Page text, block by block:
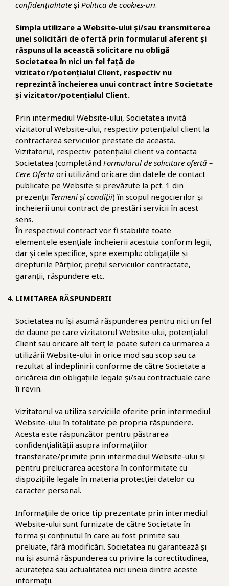
confidențialitate și Politica de cookies-uri.
Simpla utilizare a Website-ului și/sau transmiterea
unei solicitări de ofertă prin formularul aferent și
răspunsul la această solicitare nu obligă
Societatea în nici un fel față de
vizitator/potențialul Client, respectiv nu
reprezintă încheierea unui contract între Societate
și vizitator/potențialul Client.
Prin intermediul Website-ului, Societatea invită
vizitatorul Website-ului, respectiv potențialul client la
contractarea serviciilor prestate de aceasta.
Vizitatorul, respectiv potențialul client va contacta
Societatea (completând Formularul de solicitare ofertă –
Cere Oferta ori utilizând oricare din datele de contact
publicate pe Website și prevăzute la pct. 1 din
prezenții Termeni și condiții) în scopul negocierilor și
încheierii unui contract de prestări servicii în acest
sens.
În respectivul contract vor fi stabilite toate
elementele esențiale încheierii acestuia conform legii,
dar și cele specifice, spre exemplu: obligațiile și
drepturile Părților, prețul serviciilor contractate,
garanții, răspundere etc.
LIMITAREA RĂSPUNDERII
Societatea nu își asumă răspunderea pentru nici un fel
de daune pe care vizitatorul Website-ului, potențialul
Client sau oricare alt terț le poate suferi ca urmarea a
utilizării Website-ului în orice mod sau scop sau ca
rezultat al îndeplinirii conforme de către Societate a
oricăreia din obligațiile legale și/sau contractuale care
îi revin.
Vizitatorul va utiliza serviciile oferite prin intermediul
Website-ului în totalitate pe propria răspundere.
Acesta este răspunzător pentru păstrarea
confidențialității asupra informațiilor
transferate/primite prin intermediul Website-ului și
pentru prelucrarea acestora în conformitate cu
dispozițiile legale în materia protecției datelor cu
caracter personal.
Informațiile de orice tip prezentate prin intermediul
Website-ului sunt furnizate de către Societate în
forma și conținutul în care au fost primite sau
preluate, fără modificări. Societatea nu garantează și
nu își asumă răspunderea cu privire la corectitudinea,
acuratețea sau actualitatea nici uneia dintre aceste
informații.